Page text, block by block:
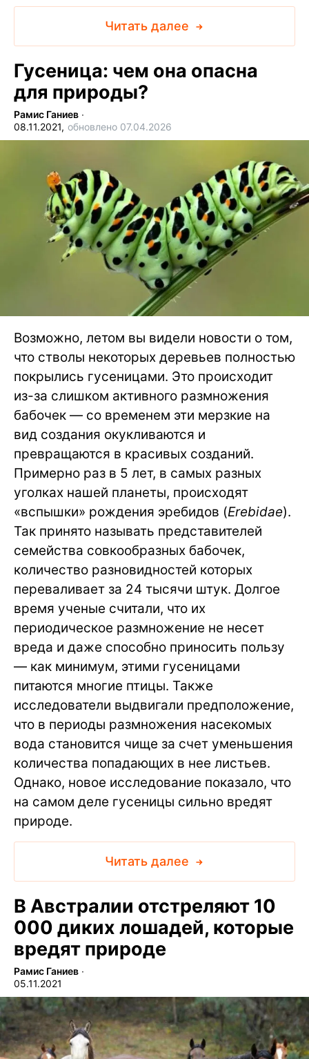
Читать далее
Гусеница: чем она опасна
для природы?
Рамис Ганиев ∙
08.11.2021, обновлено 07.04.2026
Возможно, летом вы видели новости о том,
что стволы некоторых деревьев полностью
покрылись гусеницами. Это происходит
из-за слишком активного размножения
бабочек — со временем эти мерзкие на
вид создания окукливаются и
превращаются в красивых созданий.
Примерно раз в 5 лет, в самых разных
уголках нашей планеты, происходят
«вспышки» рождения эребидов (Erebidae).
Так принято называть представителей
семейства совкообразных бабочек,
количество разновидностей которых
переваливает за 24 тысячи штук. Долгое
время ученые считали, что их
периодическое размножение не несет
вреда и даже способно приносить пользу
— как минимум, этими гусеницами
питаются многие птицы. Также
исследователи выдвигали предположение,
что в периоды размножения насекомых
вода становится чище за счет уменьшения
количества попадающих в нее листьев.
Однако, новое исследование показало, что
на самом деле гусеницы сильно вредят
природе.
Читать далее
В Австралии отстреляют 10
000 диких лошадей, которые
вредят природе
Рамис Ганиев ∙
05.11.2021